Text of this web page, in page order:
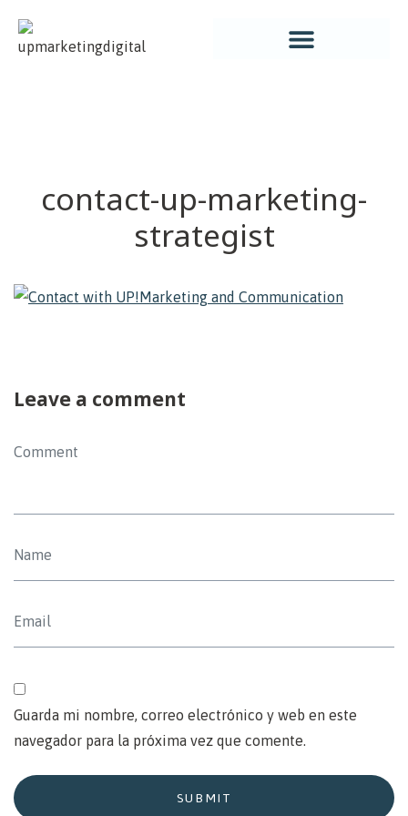
contact-up-marketing-
strategist
Leave a comment
Guarda mi nombre, correo electrónico y web en este
navegador para la próxima vez que comente.
SUBMIT